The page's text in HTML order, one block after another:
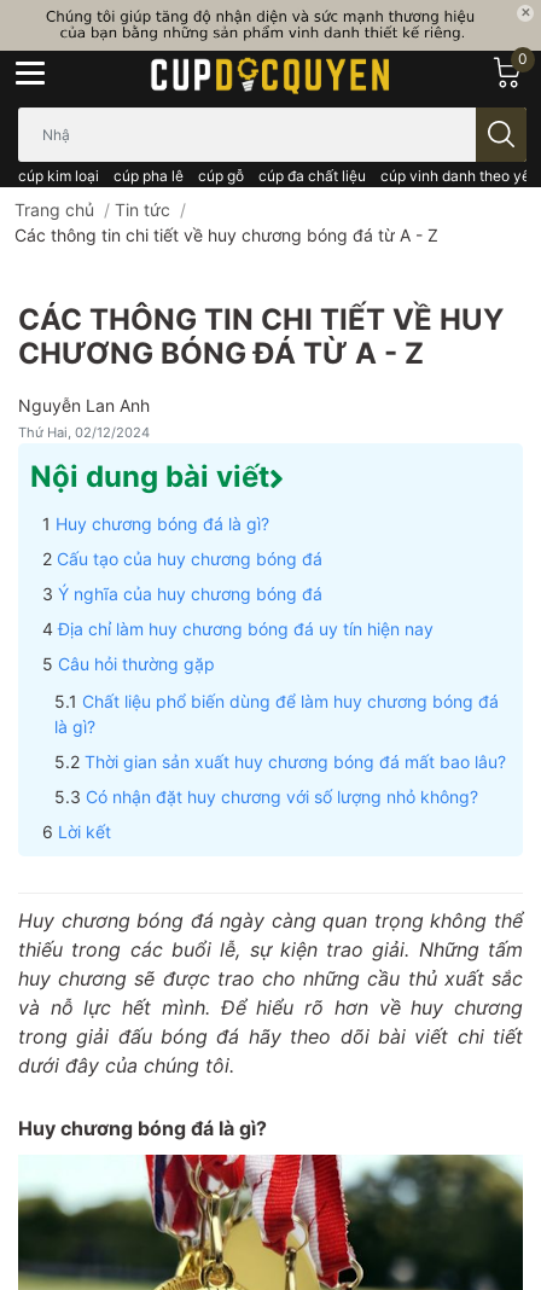
cúp kim loại cúp pha lê cúp gỗ cúp đa chất liệu cúp vinh danh theo
0
Trang chủ / Tin tức /
Các thông tin chi tiết về huy chương bóng đá từ A - Z
CÁC THÔNG TIN CHI TIẾT VỀ HUY
CHƯƠNG BÓNG ĐÁ TỪ A - Z
Nguyễn Lan Anh
Thứ Hai, 02/12/2024
Nội dung bài viết
Huy chương bóng đá là gì?
Cấu tạo của huy chương bóng đá
Ý nghĩa của huy chương bóng đá
Địa chỉ làm huy chương bóng đá uy tín hiện nay
Câu hỏi thường gặp
Chất liệu phổ biến dùng để làm huy chương bóng đá
là gì?
Thời gian sản xuất huy chương bóng đá mất bao lâu?
Có nhận đặt huy chương với số lượng nhỏ không?
Lời kết
Huy chương bóng đá ngày càng quan trọng không thể
thiếu trong các buổi lễ, sự kiện trao giải. Những tấm
huy chương sẽ được trao cho những cầu thủ xuất sắc
và nỗ lực hết mình. Để hiểu rõ hơn về huy chương
trong giải đấu bóng đá hãy theo dõi bài viết chi tiết
dưới đây của chúng tôi.
Huy chương bóng đá là gì?